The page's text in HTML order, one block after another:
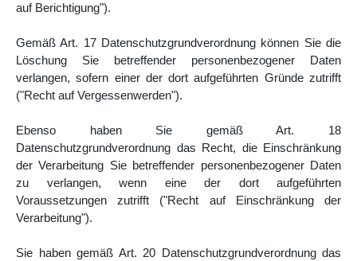
auf Berichtigung").
Gemäß Art. 17 Datenschutzgrundverordnung können Sie die
Löschung Sie betreffender personenbezogener Daten
verlangen, sofern einer der dort aufgeführten Gründe zutrifft
("Recht auf Vergessenwerden").
Ebenso haben Sie gemäß Art. 18
Datenschutzgrundverordnung das Recht, die Einschränkung
der Verarbeitung Sie betreffender personenbezogener Daten
zu verlangen, wenn eine der dort aufgeführten
Voraussetzungen zutrifft ("Recht auf Einschränkung der
Verarbeitung").
Sie haben gemäß Art. 20 Datenschutzgrundverordnung das